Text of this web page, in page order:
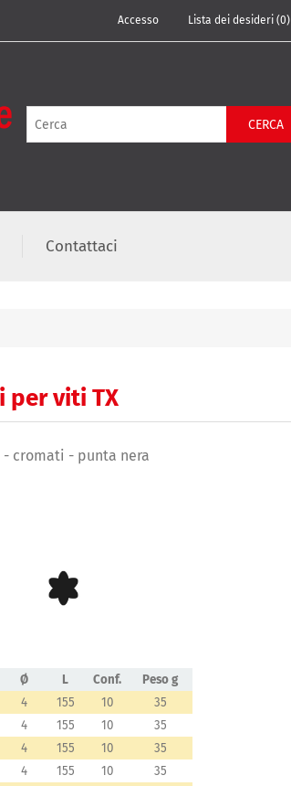
Accesso Lista dei desideri (0)
CERCA
Contattaci
per viti TX
cromati - punta nera
Ø L Conf.
Peso g
4 155 10
35
4 155 10
35
4 155 10
35
4 155 10
35